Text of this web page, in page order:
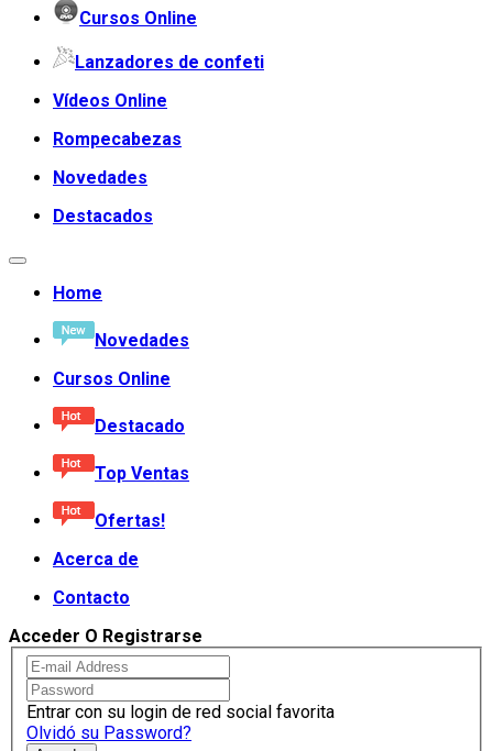
Cursos Online
Lanzadores de confeti
Vídeos Online
Rompecabezas
Novedades
Destacados
Home
Novedades
Cursos Online
Destacado
Top Ventas
Ofertas!
Acerca de
Contacto
Acceder O Registrarse
Entrar con su login de red social favorita
Olvidó su Password?